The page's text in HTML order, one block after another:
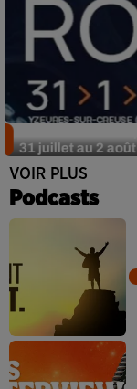
31 juillet au 2 août
VOIR PLUS
Podcasts